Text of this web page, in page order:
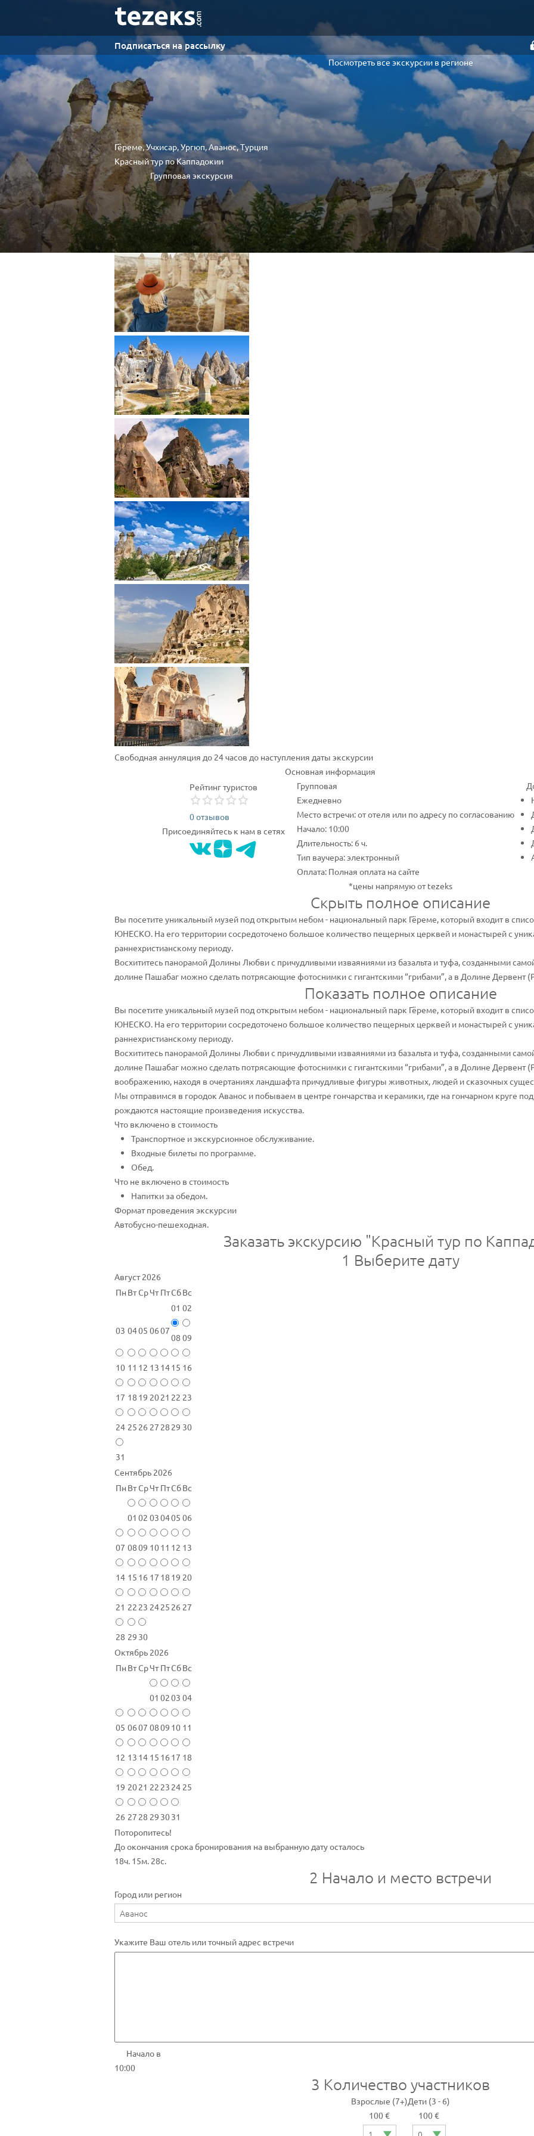
Подписаться на рассылку
Посмотреть все экскурсии в регионе
Гёреме, Учхисар, Ургюп, Аванос, Турция
Красный тур по Каппадокии
Групповая экскурсия
Свободная аннуляция до 24 часов до наступления даты экскурсии
Рейтинг туристов
0 отзывов
Присоединяйтесь к нам в сетях
Основная информация
Групповая
Ежедневно
Место встречи: от отеля или по адресу по согласованию
Начало: 10:00
Длительность: 6 ч.
Тип ваучера: электронный
Оплата: Полная оплата на сайте
*цены напрямую от tezeks
Скрыть полное описание
Вы посетите уникальный музей под открытым небом - национальный парк Гёреме, который входит в
ЮНЕСКО. На его территории сосредоточено большое количество пещерных церквей и монастырей с
раннехристианскому периоду.
Восхититесь панорамой Долины Любви с причудливыми изваяниями из базальта и туфа, созданными
долине Пашабаг можно сделать потрясающие фотоснимки с гигантскими “грибами”, а в Долине Дервент
Показать полное описание
Вы посетите уникальный музей под открытым небом - национальный парк Гёреме, который входит в
ЮНЕСКО. На его территории сосредоточено большое количество пещерных церквей и монастырей с
раннехристианскому периоду.
Восхититесь панорамой Долины Любви с причудливыми изваяниями из базальта и туфа, созданными
долине Пашабаг можно сделать потрясающие фотоснимки с гигантскими “грибами”, а в Долине Дервент
воображению, находя в очертаниях ландшафта причудливые фигуры животных, людей и сказочных
Мы отправимся в городок Аванос и побываем в центре гончарства и керамики, где на гончарном круге
рождаются настоящие произведения искусства.
Что включено в стоимость
Транспортное и экскурсионное обслуживание.
Входные билеты по программе.
Обед.
Что не включено в стоимость
Напитки за обедом.
Формат проведения экскурсии
Автобусно-пешеходная.
Заказать экскурсию "Красный тур по
1 Выберите дату
Август 2026
Пн ВтСрЧт ПтСбВс
01 02
03 0405 0607
08 09
10 11 12 13 1415 16
17 18 19 2021 22 23
24 25 26 27 28 29 30
31
Сентябрь 2026
Пн ВтСрЧт ПтСбВс
01 02 030405 06
07 0809 1011 12 13
14 15 16 17 18 19 20
21 22 23 2425 26 27
28 29 30
Октябрь 2026
Пн ВтСрЧт ПтСбВс
01 0203 04
05 0607 0809 10 11
12 13 14 15 16 17 18
19 2021 22 23 24 25
26 27 28 29 3031
Поторопитесь!
До окончания срока бронирования на выбранную дату осталось
18ч. 15м. 28с.
2 Начало и место встречи
Город или регион
Укажите Ваш отель или точный адрес встречи
Начало в
10:00
3 Количество участников
Взрослые (7+)
100 €
Дети (3 - 6)
100 €